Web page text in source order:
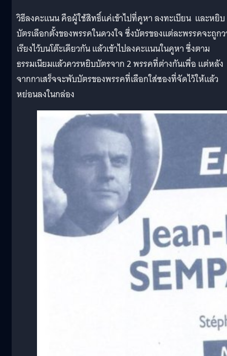
วิธีลงคะแนน คือผู้ใช้สิทธิ์แค่เข้าไปที่คูหา ลงทะเบียน และหยิบ
บัตรเลือกตั้งของพรรคในดวงใจ ซึ่งบัตรของแต่ละพรรคจะถูกว
เรียงไว้บนโต๊ะเดียวกัน แล้วเข้าไปลงคะแนนในคูหา ซึ่งตาม
ธรรมเนียมแล้วควรหยิบบัตรจาก 2 พรรคที่ต่างกันเพื่อ แต่หลัง
จากกาเสร็จจะพับบัตรของพรรคที่เลือกใส่ซองที่จัดไว้ให้แล้ว
หย่อนลงในกล่อง